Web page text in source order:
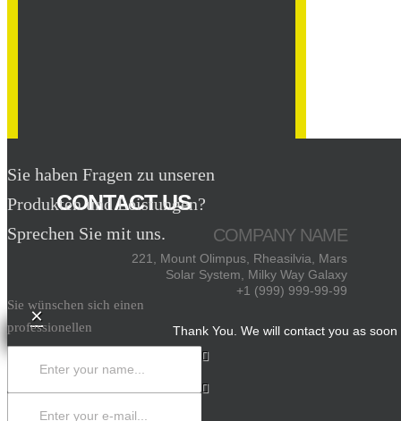
CONTACT US
COMPANY NAME
221, Mount Olimpus, Rheasilvia, Mars
Solar System, Milky Way Galaxy
+1 (999) 999-99-99
×
Thank You. We will contact you as
Sie haben Fragen zu unseren
Produkten und Leistungen?
Sprechen Sie mit uns.
Sie wünschen sich einen
professionellen